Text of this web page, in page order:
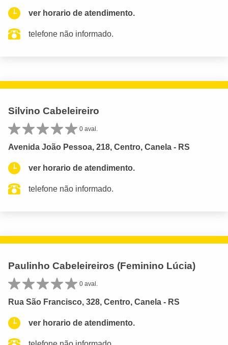
ver horario de atendimento.
telefone não informado.
Silvino Cabeleireiro
0 aval.
Avenida João Pessoa, 218, Centro, Canela - RS
ver horario de atendimento.
telefone não informado.
Paulinho Cabeleireiros (Feminino Lúcia)
0 aval.
Rua São Francisco, 328, Centro, Canela - RS
ver horario de atendimento.